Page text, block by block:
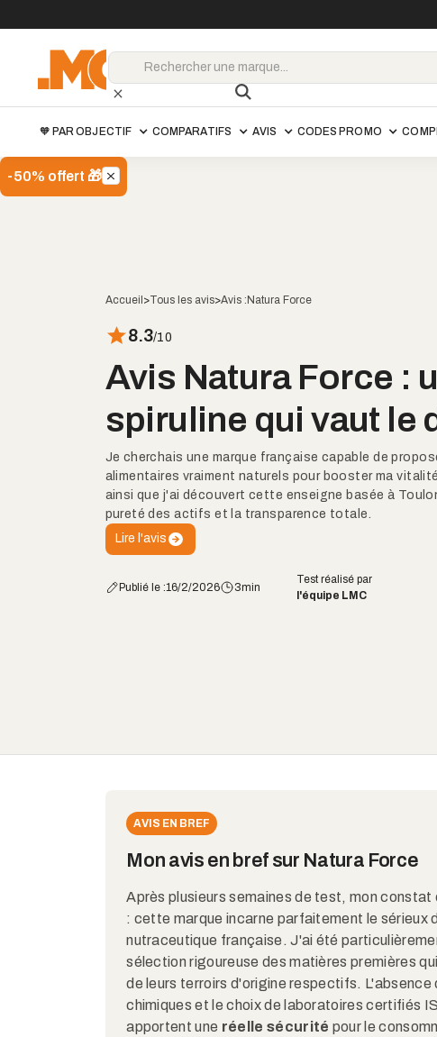
🧡 PAR OBJECTIF COMPARATIFS AVIS CODES PROMO
-50% offert 🎁
Accueil >Tous les avis>Avis : Natura Force
8.3/10
Avis Natura Force :
spiruline qui vaut le
Je cherchais une marque française capable de
alimentaires vraiment naturels pour booster ma
ainsi que j'ai découvert cette enseigne basée à
pureté des actifs et la transparence totale.
Lire l'avis
Publié le :16/2/2026 3min
Test réalisé par
l'équipe LMC
AVIS EN BREF
Mon avis en bref sur Natura Force
Après plusieurs semaines de test, mon constat
: cette marque incarne parfaitement le sérieux
nutraceutique française. J'ai été
sélection rigoureuse des matières premières
de leurs terroirs d'origine respectifs. L'absence
chimiques et le choix de laboratoires certifiés
apportent une réelle sécurité pour le